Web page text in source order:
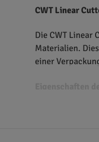
CWT Linear
Die CWT Linear
Materialien.
einer
-